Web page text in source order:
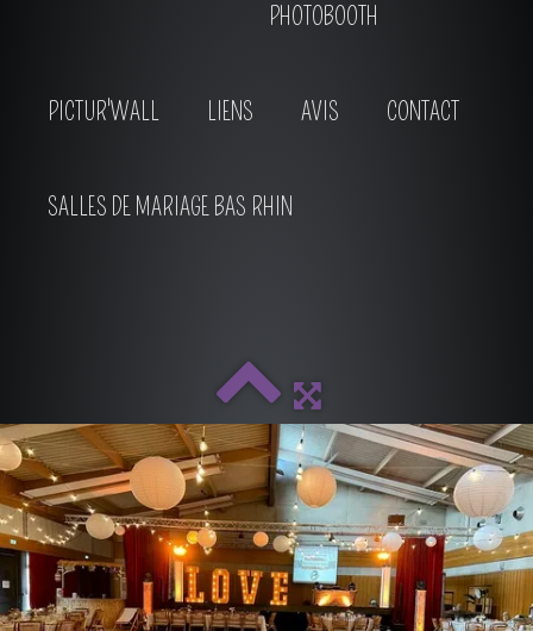
PHOTOBOOTH
PICTUR'WALL LIENS AVIS CONTACT
SALLES DE MARIAGE BAS RHIN